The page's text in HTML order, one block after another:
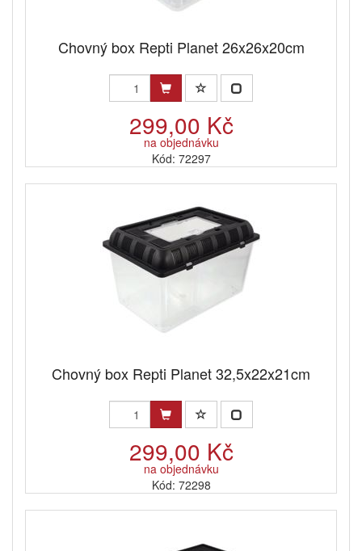
Chovný box Repti Planet 26x26x20cm
299,00 Kč
na objednávku
Kód: 72297
Chovný box Repti Planet 32,5x22x21cm
299,00 Kč
na objednávku
Kód: 72298